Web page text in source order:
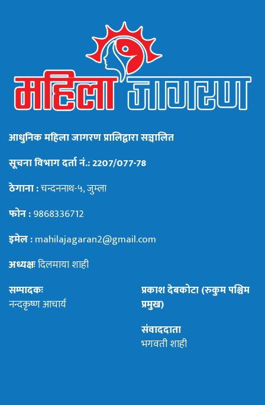
आधुनिक महिला जागरण प्रालिद्वारा सञ्चालित
सूचना विभाग दर्ता नं.: 2207/077-78
ठेगाना :चन्दननाथ-५, जुम्ला
फोन :9868336712
इमेल :mahilajagaran2@gmail.com
अध्यक्षःदिलमाया शाही
सम्पादकः
नन्दकृष्ण आचार्य
प्रकाश देबकोटा (रुकुम पश्चिम
प्रमुख)
संवाददाता
भगवती शाही